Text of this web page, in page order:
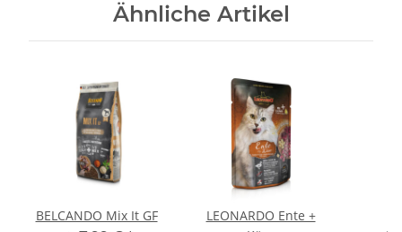
Ähnliche Artikel
BELCANDO Mix It GF
LEONARDO Ente +